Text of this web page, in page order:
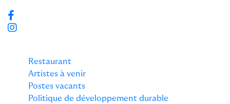
Restaurant
Artistes à venir
Postes vacants
Politique de développement durable